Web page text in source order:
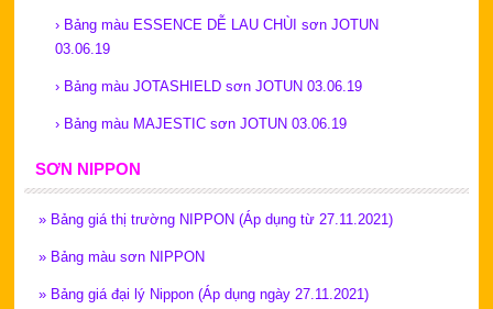
› Bảng màu ESSENCE DỄ LAU CHÙI sơn JOTUN
03.06.19
› Bảng màu JOTASHIELD sơn JOTUN 03.06.19
› Bảng màu MAJESTIC sơn JOTUN 03.06.19
SƠN NIPPON
» Bảng giá thị trường NIPPON (Áp dụng từ 27.11.2021)
» Bảng màu sơn NIPPON
» Bảng giá đại lý Nippon (Áp dụng ngày 27.11.2021)